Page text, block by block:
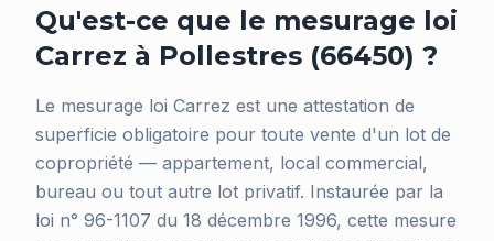
Qu'est-ce que le mesurage loi
Carrez à Pollestres (66450) ?
Le mesurage loi Carrez est une attestation de
superficie obligatoire pour toute vente d'un lot de
copropriété — appartement, local commercial,
bureau ou tout autre lot privatif. Instaurée par la
loi n° 96-1107 du 18 décembre 1996, cette mesure